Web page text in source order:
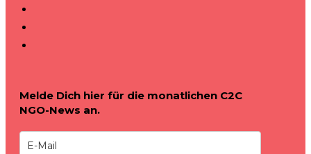
Melde Dich hier für die monatlichen C2C
NGO-News an.